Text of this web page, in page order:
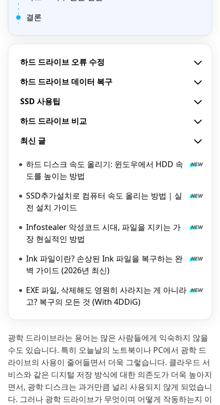
결론
하드 드라이브 오류 수정
하드 드라이브 데이터 복구
SSD 사용팁
하드 드라이브 비교
최신 글
하드 디스크 속도 올리기: 윈도우에서 HDD 속
도를 높이는 방법
SSD추가설치로 컴퓨터 속도 올리는 방법｜실
전 설치 가이드
Infostealer 악성코드 시대, 파일을 지키는 가
장 현실적인 방법
Ink 파일이란? 손상된 Ink 파일을 복구하는 완
벽 가이드 (2026년 최신)
EXE 파일, 삭제해도 영원히 사라지는 게 아니라
고? 복구의 모든 것 (With 4DDiG)
광학 드라이브라는 용어는 많은 사람들에게 익숙하지 않을
수도 있습니다. 특히 오늘날의 노트북이나 PC에서 광학 드
라이브의 사용이 줄어들면서 더욱 그렇습니다. 클라우드 서
비스와 같은 디지털 저장 방식에 대한 의존도가 더욱 높아지
면서, 광학 디스크는 과거만큼 널리 사용되지 않게 되었습니
다. 그러나 광학 드라이브가 무엇이며 어떻게 작동하는지 이